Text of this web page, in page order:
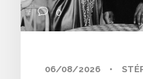
0
06/08/2026 •